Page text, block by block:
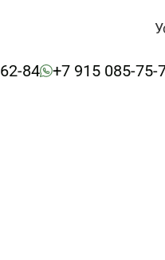
84 +7 915 085-75-